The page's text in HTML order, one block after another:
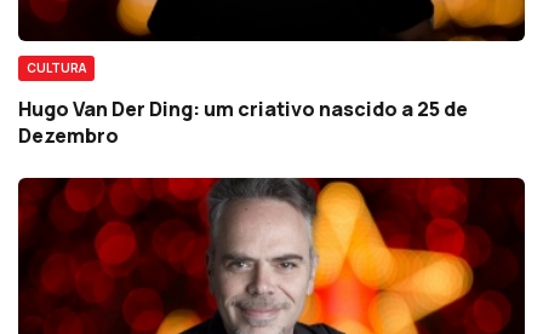
CULTURA
Hugo Van Der Ding: um criativo nascido a 25 de
Dezembro